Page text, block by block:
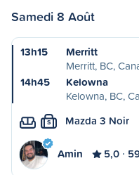
Samedi 8 Août
13h15
Merritt
Merritt, BC,
14h45
Kelowna
Kelowna, BC,
S Mazda 3 Noir
Amin 5,0